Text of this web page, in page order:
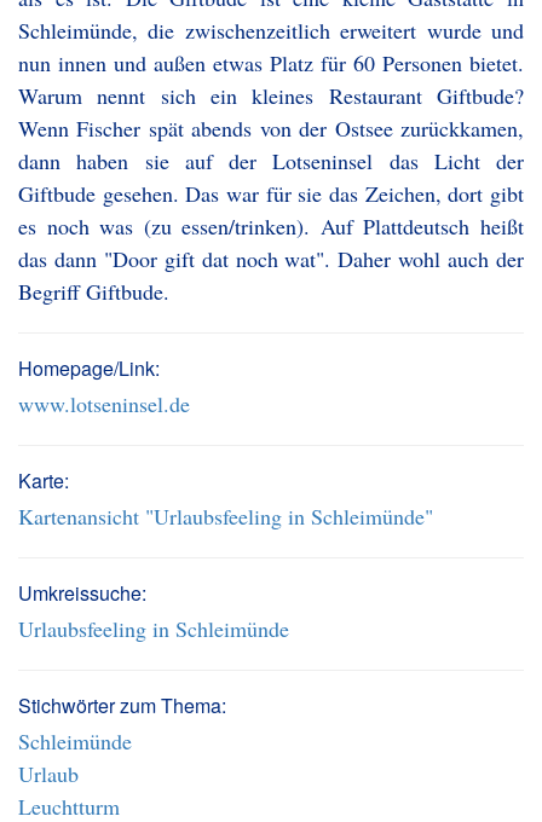
Schleimünde, die zwischenzeitlich erweitert wurde und
nun innen und außen etwas Platz für 60 Personen bietet.
Warum nennt sich ein kleines Restaurant Giftbude?
Wenn Fischer spät abends von der Ostsee zurückkamen,
dann haben sie auf der Lotseninsel das Licht der
Giftbude gesehen. Das war für sie das Zeichen, dort gibt
es noch was (zu essen/trinken). Auf Plattdeutsch heißt
das dann "Door gift dat noch wat". Daher wohl auch der
Begriff Giftbude.
Homepage/Link:
www.lotseninsel.de
Karte:
Kartenansicht "Urlaubsfeeling in Schleimünde"
Umkreissuche:
Urlaubsfeeling in Schleimünde
Stichwörter zum Thema:
Schleimünde
Urlaub
Leuchtturm